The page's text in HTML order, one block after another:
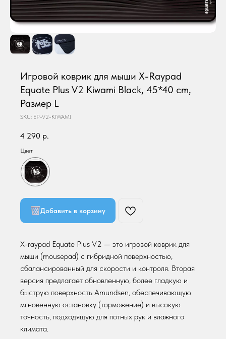
Игровой коврик для мыши X-Raypad
Equate Plus V2 Kiwami Black, 45*40 cm,
Размер L
SKU: EP-V2-KIWAMI
4 290 р.
Цвет
Добавить в корзину
X-raypad Equate Plus V2 — это игровой коврик для
мыши (mousepad) с гибридной поверхностью,
сбалансированный для скорости и контроля. Вторая
версия предлагает обновленную, более гладкую и
быструю поверхность Amundsen, обеспечивающую
мгновенную остановку (торможение) и высокую
точность, подходящую для потных рук и влажного
климата.